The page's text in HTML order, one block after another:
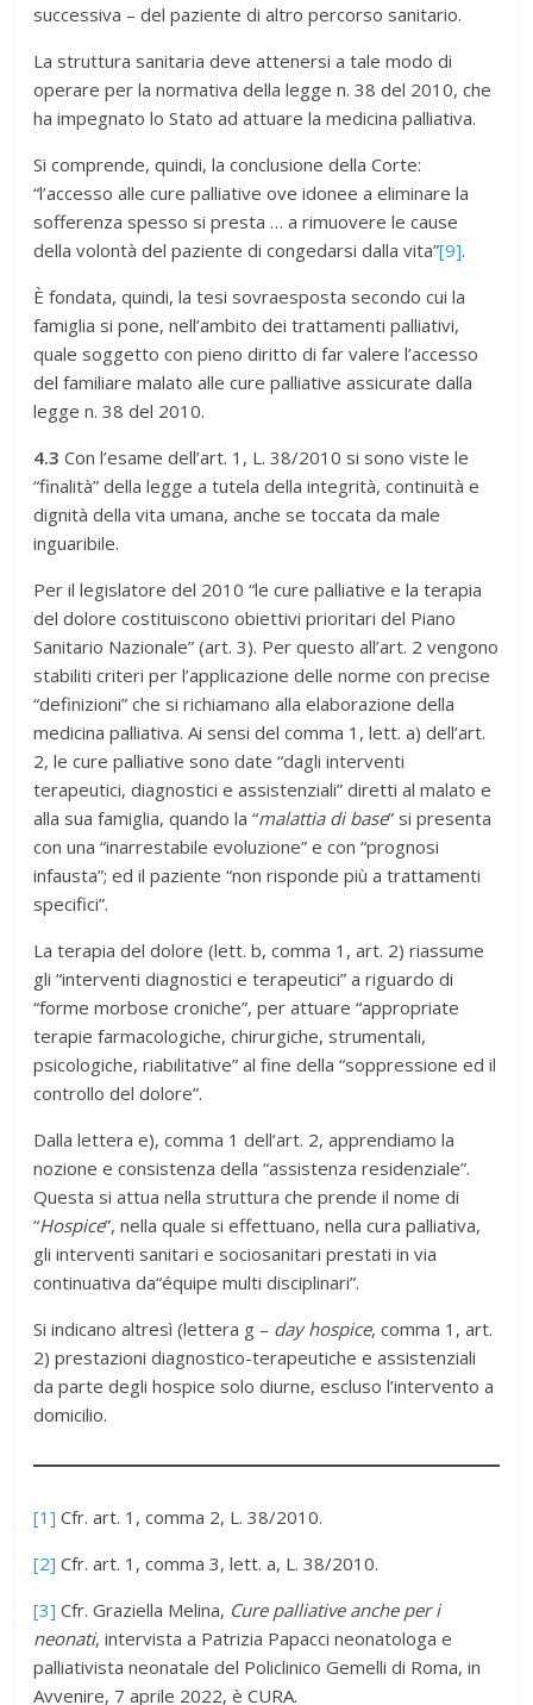
successiva – del paziente di altro percorso sanitario.
La struttura sanitaria deve attenersi a tale modo di
operare per la normativa della legge n. 38 del 2010, che
ha impegnato lo Stato ad attuare la medicina palliativa.
Si comprende, quindi, la conclusione della Corte:
“l’accesso alle cure palliative ove idonee a eliminare la
sofferenza spesso si presta … a rimuovere le cause
della volontà del paziente di congedarsi dalla vita”[9].
È fondata, quindi, la tesi sovraesposta secondo cui la
famiglia si pone, nell’ambito dei trattamenti palliativi,
quale soggetto con pieno diritto di far valere l’accesso
del familiare malato alle cure palliative assicurate dalla
legge n. 38 del 2010.
4.3 Con l’esame dell’art. 1, L. 38/2010 si sono viste le
“finalità” della legge a tutela della integrità, continuità e
dignità della vita umana, anche se toccata da male
inguaribile.
Per il legislatore del 2010 “le cure palliative e la terapia
del dolore costituiscono obiettivi prioritari del Piano
Sanitario Nazionale” (art. 3). Per questo all’art. 2 vengono
stabiliti criteri per l’applicazione delle norme con precise
“definizioni” che si richiamano alla elaborazione della
medicina palliativa. Ai sensi del comma 1, lett. a) dell’art.
2, le cure palliative sono date “dagli interventi
terapeutici, diagnostici e assistenziali” diretti al malato e
alla sua famiglia, quando la “malattia di base” si presenta
con una “inarrestabile evoluzione” e con “prognosi
infausta”; ed il paziente “non risponde più a trattamenti
specifici”.
La terapia del dolore (lett. b, comma 1, art. 2) riassume
gli “interventi diagnostici e terapeutici” a riguardo di
“forme morbose croniche”, per attuare “appropriate
terapie farmacologiche, chirurgiche, strumentali,
psicologiche, riabilitative” al fine della “soppressione ed il
controllo del dolore”.
Dalla lettera e), comma 1 dell’art. 2, apprendiamo la
nozione e consistenza della “assistenza residenziale”.
Questa si attua nella struttura che prende il nome di
“Hospice”, nella quale si effettuano, nella cura palliativa,
gli interventi sanitari e sociosanitari prestati in via
continuativa da“équipe multi disciplinari”.
Si indicano altresì (lettera g – day hospice, comma 1, art.
2) prestazioni diagnostico-terapeutiche e assistenziali
da parte degli hospice solo diurne, escluso l’intervento a
domicilio.
[1] Cfr. art. 1, comma 2, L. 38/2010.
[2] Cfr. art. 1, comma 3, lett. a, L. 38/2010.
[3] Cfr. Graziella Melina, Cure palliative anche per i
neonati, intervista a Patrizia Papacci neonatologa e
palliativista neonatale del Policlinico Gemelli di Roma, in
Avvenire, 7 aprile 2022, è CURA.